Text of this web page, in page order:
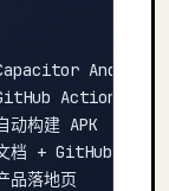
Android
Actions
构建 APK
GitHub Pages
落地页